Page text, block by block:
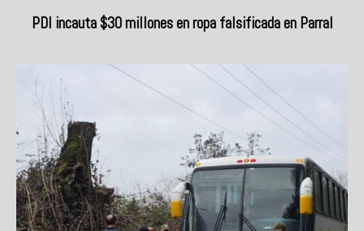
PDI incauta $30 millones en ropa falsificada en Parral